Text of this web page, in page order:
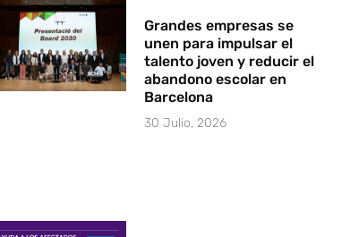
Grandes empresas se
unen para impulsar el
talento joven y reducir el
abandono escolar en
Barcelona
30 Julio, 2026